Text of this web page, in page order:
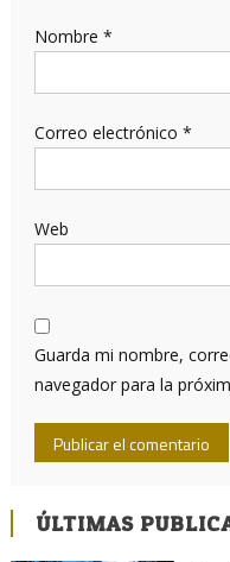
Nombre *
Correo electrónico *
Web
Guarda mi nombre,
navegador para la
ÚLTIMAS